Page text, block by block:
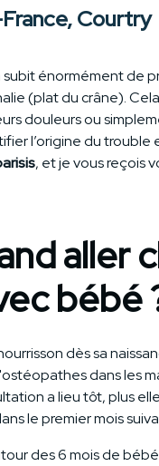
Courtry
énormément de
(plat du crâne).
douleurs ou
l’origine du
, et je vous reçois
aller
bébé
dès sa
dans les
a lieu tôt, plus
le premier mois
des 6 mois de